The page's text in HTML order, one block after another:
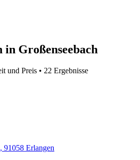
in Großenseebach
und Preis • 22 Ergebnisse
91058 Erlangen